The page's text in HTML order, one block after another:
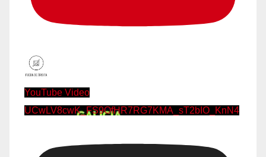
YouTube Video
UCwLV8cwK_FS9OfHR7RG7KMA_sT2bIO_KnN4